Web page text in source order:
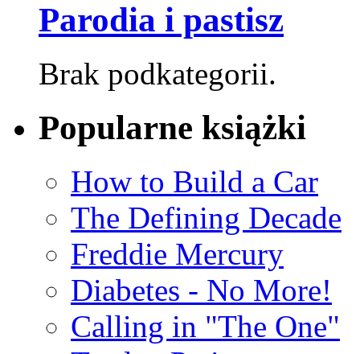
Parodia i pastisz
Brak podkategorii.
Popularne książki
How to Build a Car
The Defining Decade
Freddie Mercury
Diabetes - No More!
Calling in "The One"